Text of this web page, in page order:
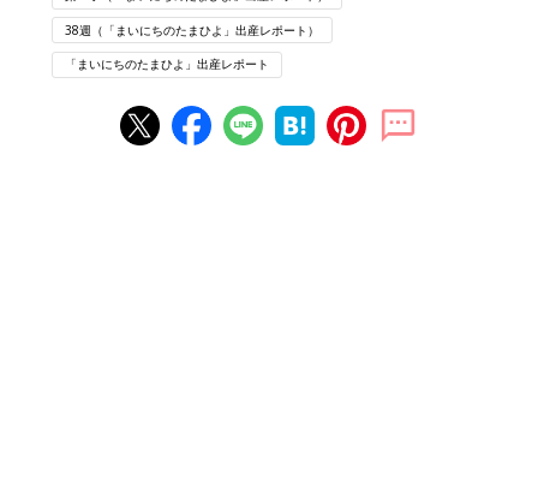
身支度しておく
23時 病院に電話して↑の話したら
横になって寝てみる
38週（「まいにちのたまひよ」出産レポート）
「まいにちのたまひよ」出産レポート